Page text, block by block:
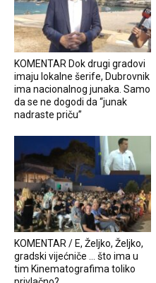
KOMENTAR Dok drugi gradovi
imaju lokalne šerife, Dubrovnik
ima nacionalnog junaka. Samo
da se ne dogodi da “junak
nadraste priču”
KOMENTAR / E, Željko, Željko,
gradski vijećniče … što ima u
tim Kinematografima toliko